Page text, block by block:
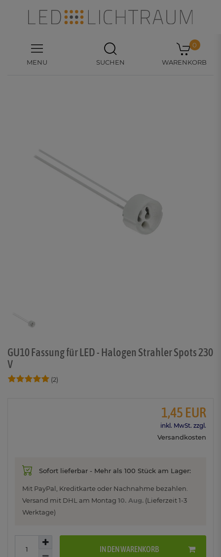
MENU SUCHEN
0
WARENKORB
GU10 Fassung für LED - Halogen Strahler Spots 230
V
(2)
1,45 EUR
inkl. MwSt. zzgl.
Versandkosten
Sofort lieferbar - Mehr als 100 Stück am Lager:
Mit PayPal, Kreditkarte oder Nachnahme bezahlen.
Versand mit DHL am Montag 10. Aug. (Lieferzeit 1-3
Werktage)
IN DEN WARENKORB